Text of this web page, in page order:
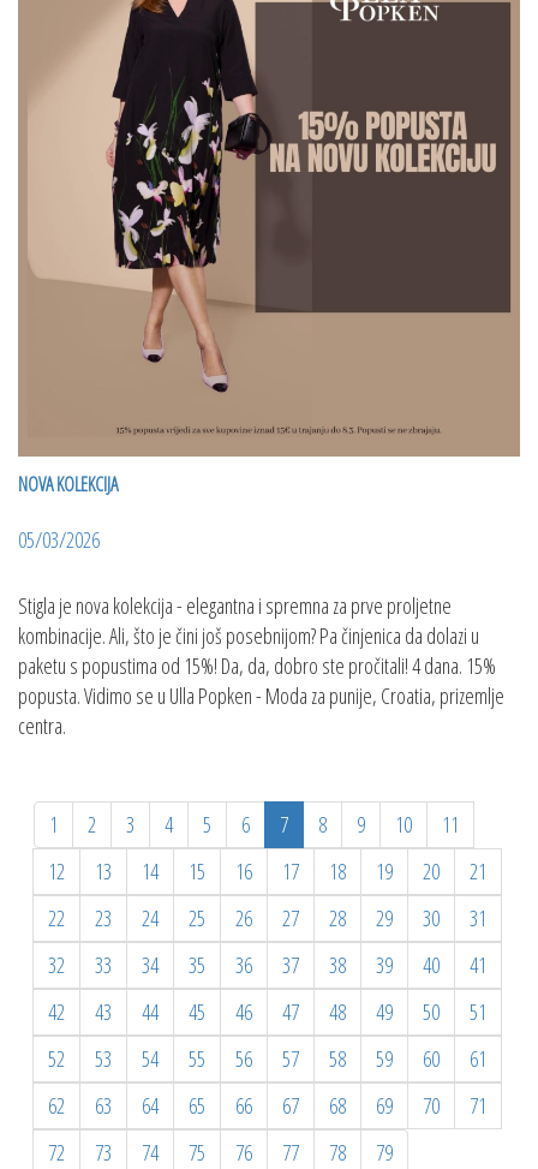
NOVA KOLEKCIJA
05/03/2026
Stigla je nova kolekcija - elegantna i spremna za prve proljetne
kombinacije. Ali, što je čini još posebnijom? Pa činjenica da dolazi u
paketu s popustima od 15%! Da, da, dobro ste pročitali! 4 dana. 15%
popusta. Vidimo se u Ulla Popken - Moda za punije, Croatia, prizemlje
centra.
1 2 3 4 5 6 7 8 9 10
11
12
13 14 15 16 17 18 19 20
21
22
23 24 25 26 27 28 29 30
31
32
33 34 35 36 37 38 39 40
41
42
43 44 45 46 47 48 49 50
51
52
53 54 55 56 57 58 59 60
61
62
63 64 65 66 67 68 69 70
71
72
73 74 75 76 77 78 79